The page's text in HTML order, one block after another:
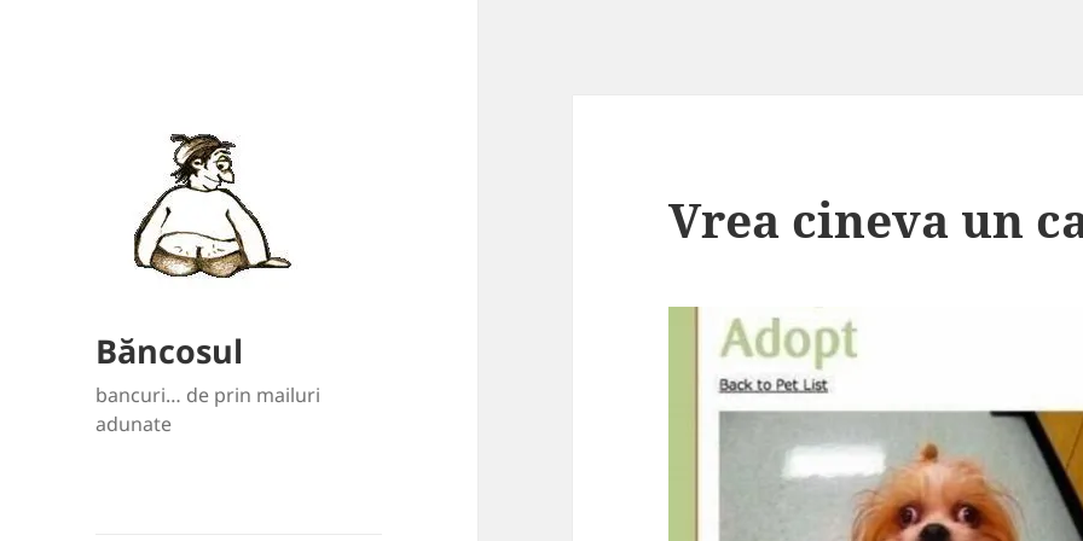
Băncosul
bancuri… de prin mailuri
adunate
Vrea cineva un